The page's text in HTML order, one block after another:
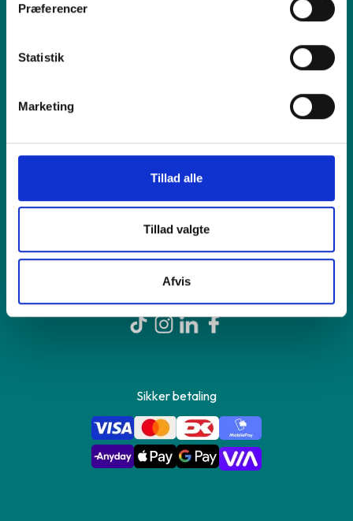
Præferencer
Statistik
Marketing
Tillad alle
Tillad valgte
Afvis
Inspiration
Hjælp
Shop online
Om GreenMind
Kontakt os
Sikker betaling